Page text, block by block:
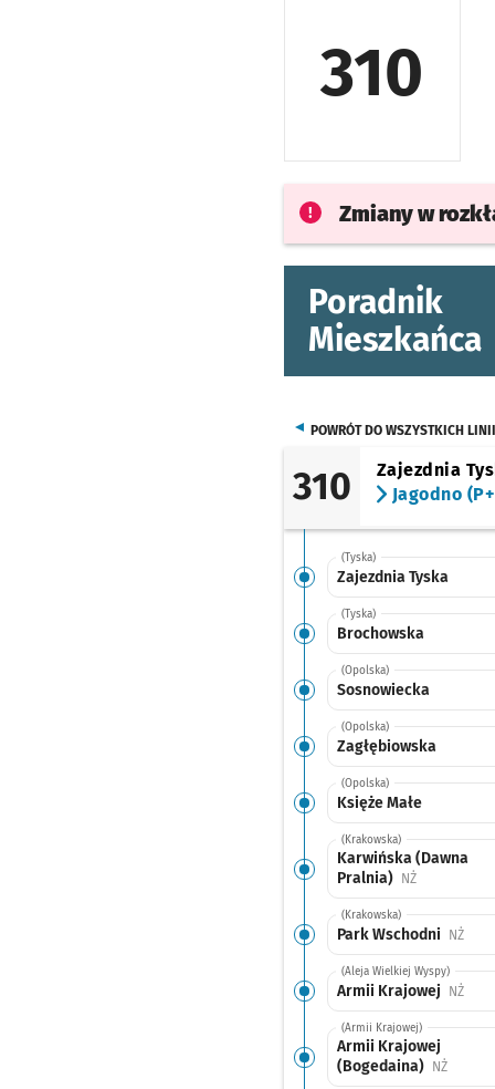
310
Zmiany w
Poradnik
Mieszkańca
POWRÓT DO WSZYSTKICH LINII
310
Zajezdnia
Jagodno
(Tyska)
Zajezdnia Tyska
(Tyska)
Brochowska
(Opolska)
Sosnowiecka
(Opolska)
Zagłębiowska
(Opolska)
Księże Małe
(Krakowska)
Karwińska (Dawna
Pralnia)
NŻPrzystanek
(Krakowska)
Park Wschodni NŻ
(Aleja Wielkiej Wyspy)
Armii Krajowej NŻ
(Armii Krajowej)
Armii Krajowej
(Bogedaina)
NŻ